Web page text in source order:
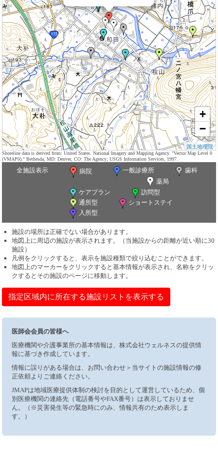
+
−
国土地理院
Shoreline data is derived from: United States. National Imagery and Mapping Agency. "Vector Map Level 0
(VMAP0)." Bethesda, MD: Denver, CO: The Agency; USGS Information Services, 1997.
全施設表示 病院 一般診療所
歯科
薬局
ケアプラン
訪問型
通所型
ショートステイ
入所型
施設の場所は正確でない場合があります。
地図上に周辺の施設が表示されます。（当施設からの距離が近い順に30
施設）
凡例をクリックすると、表示を施設種類で絞り込むことができます。
地図上のマーカーをクリックすると基本情報が表示され、名称をクリッ
クするとその施設のページに移動します。
指定区域内に所在する施設リストを表示する
医師会会員の皆様へ
医療機関や介護事業所の基本情報は、株式会社ウェルネスの提供情
報に基づき作成しています。
情報に誤りがある場合は、お問い合わせ＞当サイトの施設情報の修
正依頼よりご連絡ください。
JMAPは地域医療提供体制の検討を目的として運営しているため、個
別医療機関の連絡先（電話番号やFAX番号）は表示しておりませ
ん。（※災害発生等の緊急時にのみ、情報共有のため表示しま
す。）